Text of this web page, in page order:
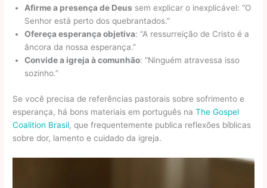
Afirme a presença de Deus sem explicar o inexplicável: “O
Senhor está perto dos quebrantados.”
Ofereça esperança objetiva: “A ressurreição de Cristo é a
âncora da nossa esperança.”
Convide a igreja à comunhão: “Ninguém atravessa isso
sozinho.”
Se você precisa de referências pastorais sobre sofrimento e
esperança, há bons materiais em português naThe Gospel
Coalition Brasil, que frequentemente publica reflexões bíblicas
sobre dor, lamento e cuidado da igreja.